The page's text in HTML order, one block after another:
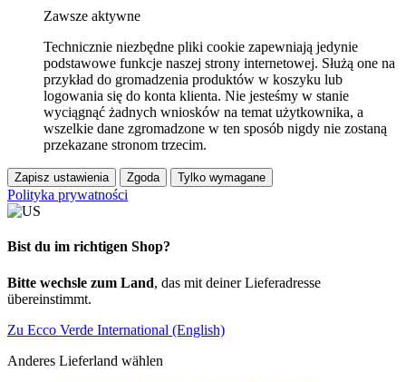
Zawsze aktywne
Technicznie niezbędne pliki cookie zapewniają jedynie
podstawowe funkcje naszej strony internetowej. Służą one na
przykład do gromadzenia produktów w koszyku lub
logowania się do konta klienta. Nie jesteśmy w stanie
wyciągnąć żadnych wniosków na temat użytkownika, a
wszelkie dane zgromadzone w ten sposób nigdy nie zostaną
przekazane stronom trzecim.
Zapisz ustawienia Zgoda Tylko wymagane
Polityka prywatności
Bist du im richtigen Shop?
Bitte wechsle zum Land, das mit deiner Lieferadresse
übereinstimmt.
Zu Ecco Verde International (English)
Anderes Lieferland wählen